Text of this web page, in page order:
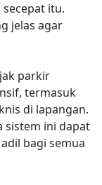
itu.
jelas agar
parkir
termasuk
di lapangan.
sistem ini dapat
bagi semua